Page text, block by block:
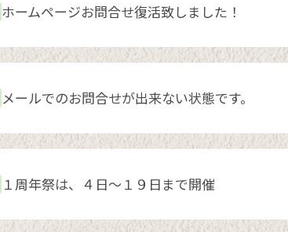
ホームページお問合せ復活致しました！
メールでのお問合せが出来ない状態です。
１周年祭は、４日～１９日まで開催